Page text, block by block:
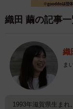
織田 繭の記事
織
ま
1993年滋賀県生まれ